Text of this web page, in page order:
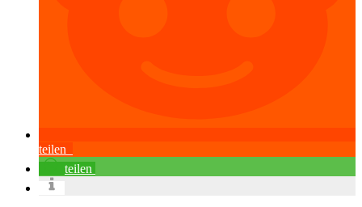
teilen
teilen